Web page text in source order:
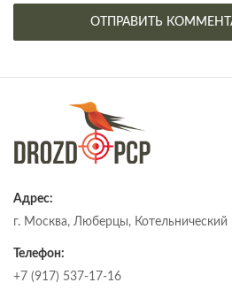
Адрес:
г. Москва, Люберцы, Котельнический
Телефон:
+7 (917) 537-17-16